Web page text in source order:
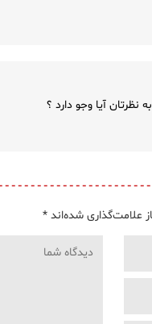
آیا وجو دارد ؟
علامت‌گذاری شده‌اند *